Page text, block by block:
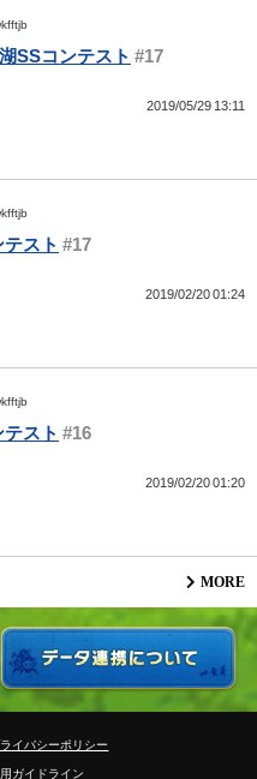
SSコンテスト #17
2019/05/29 13:11
テスト #17
2019/02/20 01:24
テスト #16
2019/02/20 01:20
MORE
イバシーポリシー
ガイドライン